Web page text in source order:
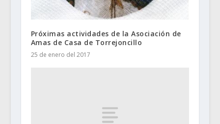
Próximas actividades de la Asociación de
Amas de Casa de Torrejoncillo
25 de enero del 2017